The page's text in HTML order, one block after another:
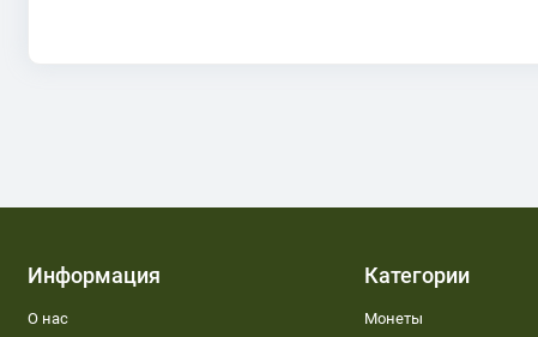
Информация
О нас
Категории
Монеты